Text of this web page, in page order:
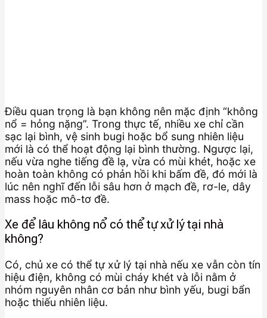
Điều quan trọng là bạn không nên mặc định “không
nổ = hỏng nặng”. Trong thực tế, nhiều xe chỉ cần
sạc lại bình, vệ sinh bugi hoặc bổ sung nhiên liệu
mới là có thể hoạt động lại bình thường. Ngược lại,
nếu vừa nghe tiếng đề lạ, vừa có mùi khét, hoặc xe
hoàn toàn không có phản hồi khi bấm đề, đó mới là
lúc nên nghĩ đến lỗi sâu hơn ở mạch đề, rơ-le, dây
mass hoặc mô-tơ đề.
Xe để lâu không nổ có thể tự xử lý tại nhà
không?
Có, chủ xe có thể tự xử lý tại nhà nếu xe vẫn còn tín
hiệu điện, không có mùi cháy khét và lỗi nằm ở
nhóm nguyên nhân cơ bản như bình yếu, bugi bẩn
hoặc thiếu nhiên liệu.